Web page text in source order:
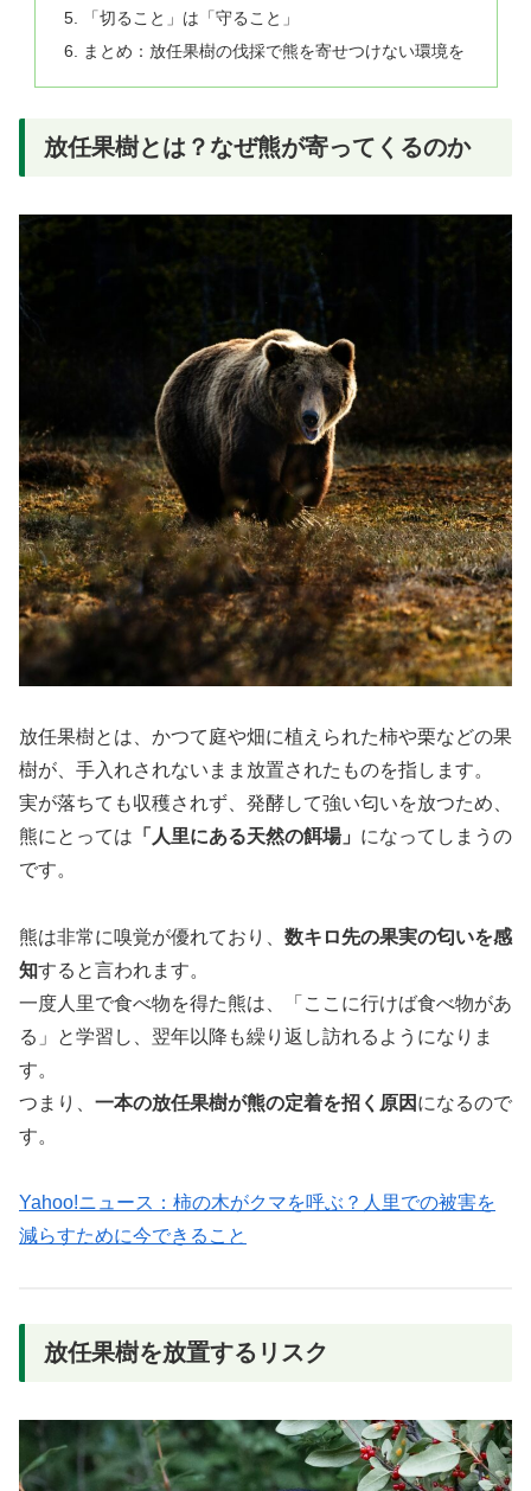
「切ること」は「守ること」
まとめ：放任果樹の伐採で熊を寄せつけない環境を
放任果樹とは？なぜ熊が寄ってくるのか
放任果樹とは、かつて庭や畑に植えられた柿や栗などの果
樹が、手入れされないまま放置されたものを指します。
実が落ちても収穫されず、発酵して強い匂いを放つため、
熊にとっては 「人里にある天然の餌場」 になってしまうの
です。
熊は非常に嗅覚が優れており、 数キロ先の果実の匂いを感
知すると言われます。
一度人里で食べ物を得た熊は、「ここに行けば食べ物があ
る」と学習し、翌年以降も繰り返し訪れるようになりま
す。
つまり、 一本の放任果樹が熊の定着を招く原因 になるので
す。
Yahoo!ニュース：柿の木がクマを呼ぶ？人里での被害を
減らすために今できること
放任果樹を放置するリスク